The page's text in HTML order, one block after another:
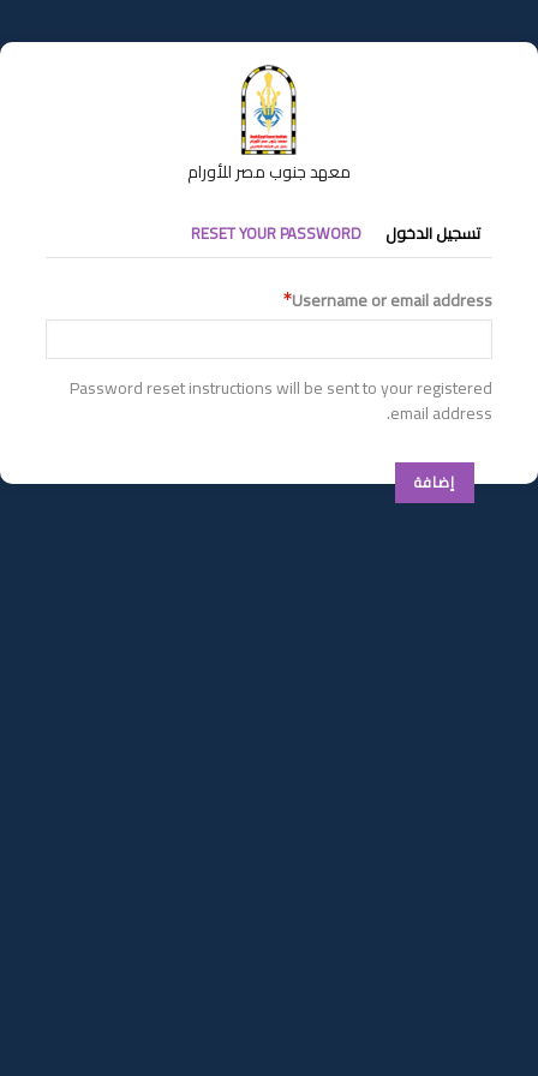
إلى
المحتوى
معهد جنوب مصر للأورام
التبويبات
الأساسية
تسجيل الدخول RESET YOUR PASSWORD
Username or email address
Password reset instructions will be sent to your registered
email address.